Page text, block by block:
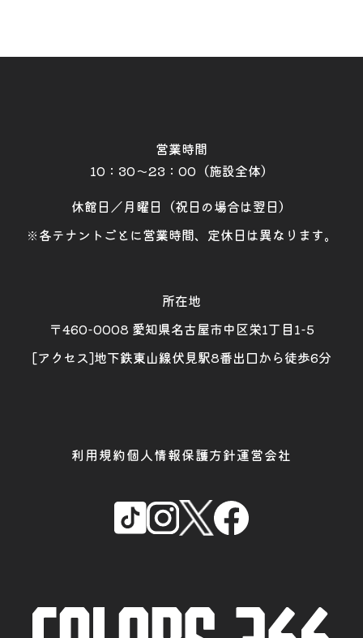
営業時間
10：30～23：00（施設全体）
休館日／月曜日（祝日の場合は翌日）
※各テナントごとに営業時間、定休日は異なります。
所在地
〒460-0008 愛知県名古屋市中区栄1丁目1-5
[アクセス]地下鉄東山線伏見駅8番出口から徒歩6分
利用規約個人情報保護方針運営会社